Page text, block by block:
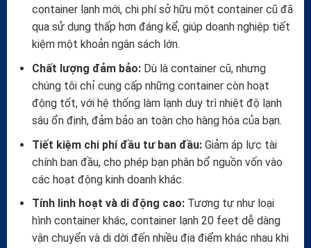
container lạnh mới, chi phí sở hữu một container cũ đã
qua sử dụng thấp hơn đáng kể, giúp doanh nghiệp tiết
kiệm một khoản ngân sách lớn.
Chất lượng đảm bảo:Dù là container cũ, nhưng
chúng tôi chỉ cung cấp những container còn hoạt
động tốt, với hệ thống làm lạnh duy trì nhiệt độ lạnh
sâu ổn định, đảm bảo an toàn cho hàng hóa của bạn.
Tiết kiệm chi phí đầu tư ban đầu:Giảm áp lực tài
chính ban đầu, cho phép bạn phân bổ nguồn vốn vào
các hoạt động kinh doanh khác.
Tính linh hoạt và di động cao:Tương tự như loại
hình container khác, container lạnh 20 feet dễ dàng
vận chuyển và di dời đến nhiều địa điểm khác nhau khi